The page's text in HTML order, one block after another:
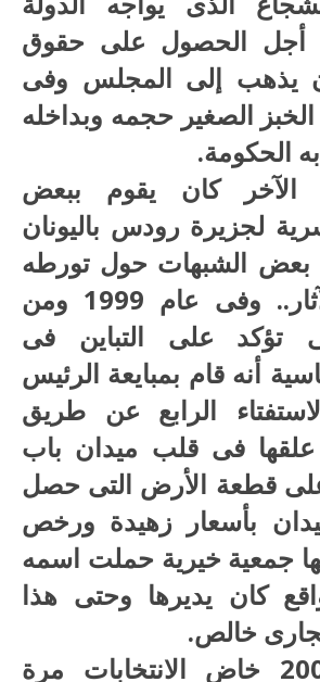
أجل الحصول على حقوق
يذهب إلى المجلس وفى
الصغير حجمه وبداخله
الحكومة.
الآخر كان يقوم ببعض
لجزيرة رودس باليونان
الشبهات حول تورطه
فى تجارة الآثار.. وفى عام 1999 ومن
تؤكد على التباين فى
أنه قام بمبايعة الرئيس
الرابع عن طريق
علقها فى قلب ميدان باب
قطعة الأرض التى حصل
بأسعار زهيدة ورخص
جمعية خيرية حملت اسمه
كان يديرها وحتى هذا
خالص.
وفى عام 2000 خاض الانتخابات مرة